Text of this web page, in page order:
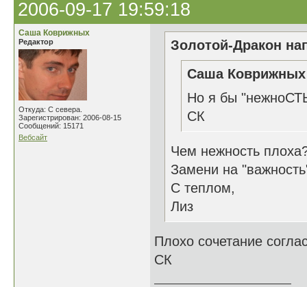
2006-09-17 19:59:18
Саша Коврижных
Редактор
Откуда: С севера.
Зарегистрирован: 2006-08-15
Сообщений: 15171
Вебсайт
Золотой-Дракон
Саша Коврижных
Но я бы
СК
Чем нежность
Замени на
С теплом,
Лиз
Плохо сочетание
СК